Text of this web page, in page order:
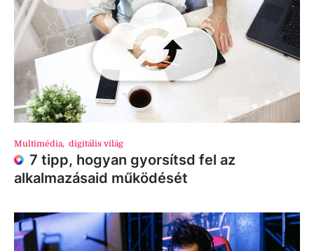
Multimédia, digitális világ
7 tipp, hogyan gyorsítsd fel az
alkalmazásaid működését